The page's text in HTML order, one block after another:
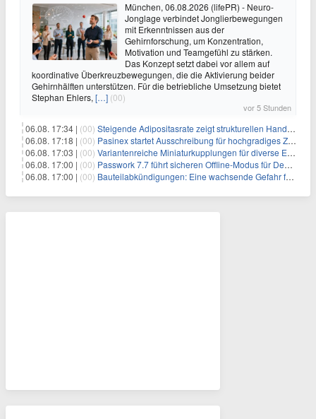
München, 06.08.2026 (lifePR) - Neuro-
Jonglage verbindet Jonglierbewegungen
mit Erkenntnissen aus der
Gehirnforschung, um Konzentration,
Motivation und Teamgefühl zu stärken.
Das Konzept setzt dabei vor allem auf
koordinative Überkreuzbewegungen, die die Aktivierung beider
Gehirnhälften unterstützen. Für die betriebliche Umsetzung bietet
Stephan Ehlers, […] (00)
vor 5 Stunden
06.08. 17:34 | (00) Steigende Adipositasrate zeigt strukturellen Handlungsbedarf bei der Ernährung schulpflichtiger Kinder
06.08. 17:18 | (00) Pasinex startet Ausschreibung für hochgradiges Zinksulfidkonzentrat mit Germanium- und Silbergehalten und stellt ein Betriebsupdate bereit
06.08. 17:03 | (00) Variantenreiche Miniaturkupplungen für diverse Einsatzbereiche
06.08. 17:00 | (00) Passwork 7.7 führt sicheren Offline-Modus für Desktop- und Mobile-Apps ein
06.08. 17:00 | (00) Bauteilabkündigungen: Eine wachsende Gefahr für industrielle Elektroniksysteme